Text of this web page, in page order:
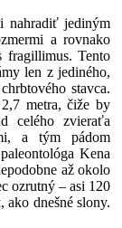
nahradiť jediným
a rovnako
fragillimus. Tento
len z jediného,
stavca.
metra, čiže by
celého zvieraťa
a tým pádom
Kena
až okolo
ozrutný – asi 120
ako dnešné slony.